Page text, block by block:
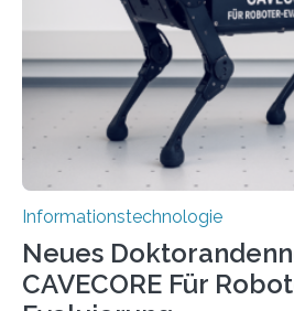
sind voneinander getrennt und
bremst komplexe Anwendungen
immer größer werden und
verarbeiten müssen, steigt der
Rechenarchitekturen. Neben
rücken dabei insbesondere…
Informationstechnologie
Neues
CAVECORE Für